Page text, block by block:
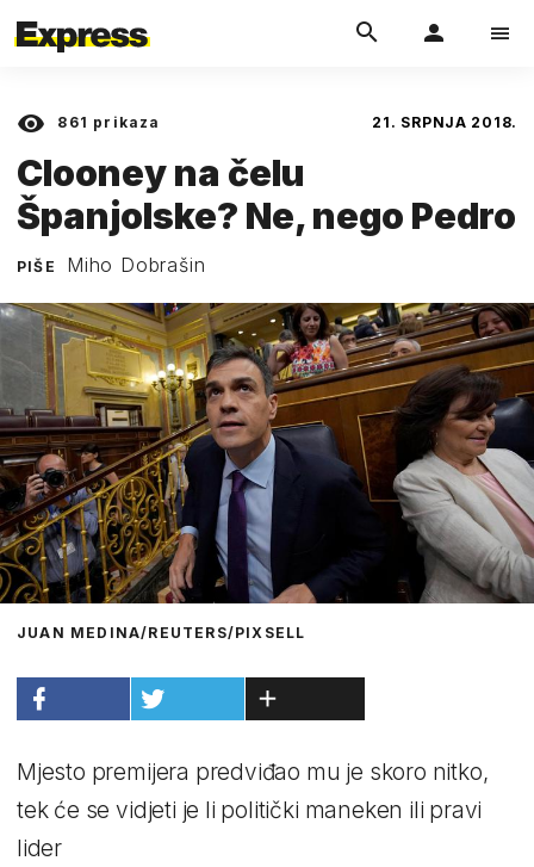
861 prikaza 21. SRPNJA 2018.
Clooney na čelu
Španjolske? Ne, nego Pedro
PIŠE Miho Dobrašin
JUAN MEDINA/REUTERS/PIXSELL
Mjesto premijera predviđao mu je skoro nitko,
tek će se vidjeti je li politički maneken ili pravi
lider